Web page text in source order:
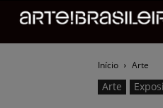
Início Arte
Arte